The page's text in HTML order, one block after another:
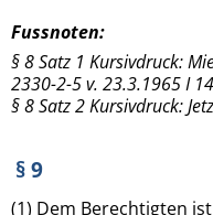
Fussnoten:
§ 8 Satz 1 Kursivdruck:
2330-2-5 v. 23.3.1965 I
§ 8 Satz 2 Kursivdruck:
§ 9
(1) Dem Berechtigten